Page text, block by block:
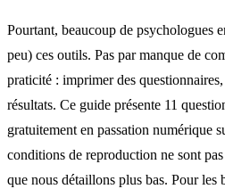
Pourtant, beaucoup de psychologues
peu) ces outils. Pas par manque de
praticité : imprimer des
résultats. Ce guide présente 11
gratuitement en passation numérique
conditions de reproduction ne sont
que nous détaillons plus bas. Pour les